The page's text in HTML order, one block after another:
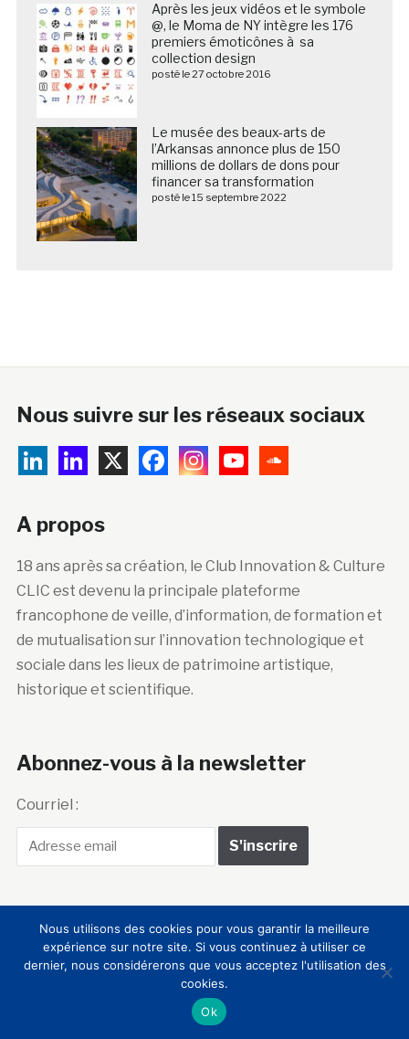
Après les jeux vidéos et le symbole
@, le Moma de NY intègre les 176
premiers émoticônes à sa
collection design
posté le 27 octobre 2016
Le musée des beaux-arts de
l’Arkansas annonce plus de 150
millions de dollars de dons pour
financer sa transformation
posté le 15 septembre 2022
Nous suivre sur les réseaux sociaux
A propos
18 ans après sa création, le Club Innovation & Culture
CLIC est devenu la principale plateforme
francophone de veille, d’information, de formation et
de mutualisation sur l’innovation technologique et
sociale dans les lieux de patrimoine artistique,
historique et scientifique.
Abonnez-vous à la newsletter
Courriel :
Club Innovation &
Culture CLIC France
Nous utilisons des cookies pour vous garantir la meilleure
expérience sur notre site. Si vous continuez à utiliser ce
dernier, nous considérerons que vous acceptez l'utilisation des
cookies.
Ok